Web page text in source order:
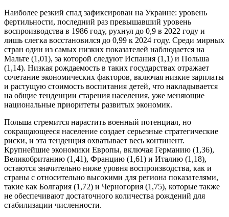
Наиболее резкий спад зафиксирован на Украине: уровень
фертильности, последний раз превышавший уровень
воспроизводства в 1986 году, рухнул до 0,9 в 2022 году и
лишь слегка восстановился до 0,99 к 2024 году. Среди мирных
стран один из самых низких показателей наблюдается на
Мальте (1,01), за которой следуют Испания (1,1) и Польша
(1,14). Низкая рождаемость в таких государствах отражает
сочетание экономических факторов, включая низкие зарплаты
и растущую стоимость воспитания детей, что накладывается
на общие тенденции старения населения, уже меняющие
национальные приоритеты развитых экономик.
Польша стремится нарастить военный потенциал, но
сокращающееся население создает серьезные стратегические
риски, и эта тенденция охватывает весь континент.
Крупнейшие экономики Европы, включая Германию (1,36),
Великобританию (1,41), Францию (1,61) и Италию (1,18),
остаются значительно ниже уровня воспроизводства, как и
страны с относительно высокими для региона показателями,
такие как Болгария (1,72) и Черногория (1,75), которые также
не обеспечивают достаточного количества рождений для
стабилизации численности.